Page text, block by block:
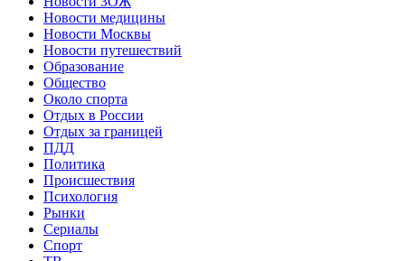
Новости медицины
Новости Москвы
Новости путешествий
Образование
Общество
Около спорта
Отдых в России
Отдых за границей
ПДД
Политика
Происшествия
Психология
Рынки
Сериалы
Спорт